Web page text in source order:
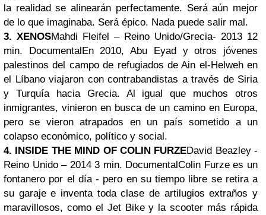
la realidad se alinearán perfectamente. Será aún mejor
de lo que imaginaba. Será épico. Nada puede salir mal.
3. XENOSMahdi Fleifel – Reino Unido/Grecia- 2013 12
min. DocumentalEn 2010, Abu Eyad y otros jóvenes
palestinos del campo de refugiados de Ain el-Helweh en
el Líbano viajaron con contrabandistas a través de Siria
y Turquía hacia Grecia. Al igual que muchos otros
inmigrantes, vinieron en busca de un camino en Europa,
pero se vieron atrapados en un país sometido a un
colapso económico, político y social.
4. INSIDE THE MIND OF COLIN FURZEDavid Beazley -
Reino Unido – 2014 3 min. DocumentalColin Furze es un
fontanero por el día - pero en su tiempo libre se retira a
su garaje e inventa toda clase de artilugios extraños y
maravillosos, como el Jet Bike y la scooter más rápida